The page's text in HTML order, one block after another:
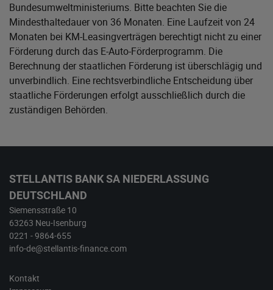
Bundesumweltministeriums. Bitte beachten Sie die
Mindesthaltedauer von 36 Monaten. Eine Laufzeit von 24
Monaten bei KM-Leasingverträgen berechtigt nicht zu einer
Förderung durch das E-Auto-Förderprogramm. Die
Berechnung der staatlichen Förderung ist überschlägig und
unverbindlich. Eine rechtsverbindliche Entscheidung über
staatliche Förderungen erfolgt ausschließlich durch die
zuständigen Behörden.
STELLANTIS BANK SA NIEDERLASSUNG
DEUTSCHLAND
Siemensstraße 10
63263 Neu-Isenburg
0221 - 9864-655
info-de@stellantis-finance.com
Kontakt